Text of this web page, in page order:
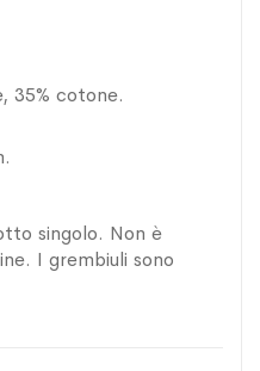
35% cotone.
singolo. Non è
I grembiuli sono